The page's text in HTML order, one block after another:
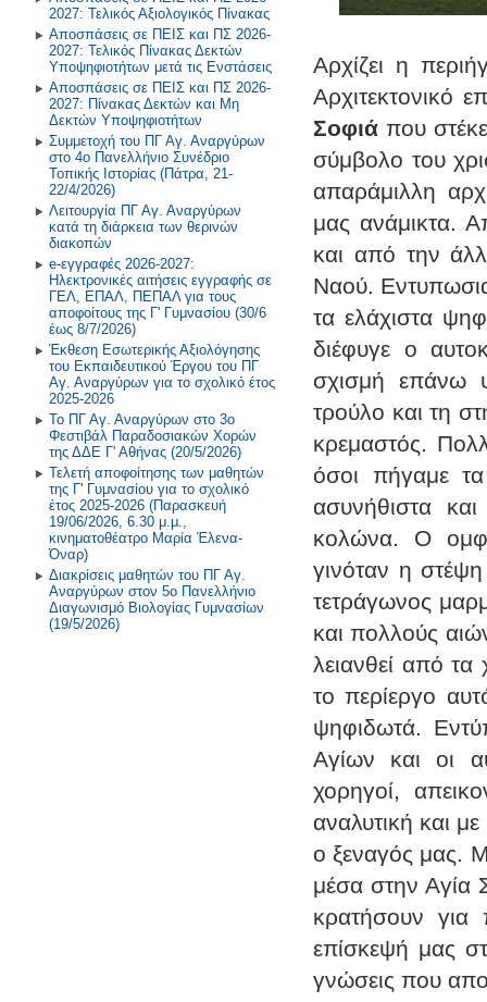
Επικοινωνία
2027: Τελικός Αξιολογικός Πίνακας
Αποσπάσεις σε ΠΕΙΣ και ΠΣ 2026-
2027: Τελικός Πίνακας Δεκτών
Υποψηφιοτήτων μετά τις Ενστάσεις
Αποσπάσεις σε ΠΕΙΣ και ΠΣ 2026-
2027: Πίνακας Δεκτών και Μη
Δεκτών Υποψηφιοτήτων
Συμμετοχή του ΠΓ Αγ. Αναργύρων
στο 4ο Πανελλήνιο Συνέδριο
Τοπικής Ιστορίας (Πάτρα, 21-
22/4/2026)
Λειτουργία ΠΓ Αγ. Αναργύρων
κατά τη διάρκεια των θερινών
διακοπών
e-εγγραφές 2026-2027:
Ηλεκτρονικές αιτήσεις εγγραφής σε
ΓΕΛ, ΕΠΑΛ, ΠΕΠΑΛ για τους
αποφοίτους της Γ' Γυμνασίου (30/6
έως 8/7/2026)
Έκθεση Εσωτερικής Αξιολόγησης
του Εκπαιδευτικού Έργου του ΠΓ
Αγ. Αναργύρων για το σχολικό έτος
2025-2026
Το ΠΓ Αγ. Αναργύρων στο 3ο
Φεστιβάλ Παραδοσιακών Χορών
της ΔΔΕ Γ' Αθήνας (20/5/2026)
Τελετή αποφοίτησης των μαθητών
της Γ' Γυμνασίου για το σχολικό
έτος 2025-2026 (Παρασκευή
19/06/2026, 6.30 μ.μ.,
κινηματοθέατρο Μαρία Έλενα-
Όναρ)
Διακρίσεις μαθητών του ΠΓ Αγ.
Αναργύρων στον 5ο Πανελλήνιο
Διαγωνισμό Βιολογίας Γυμνασίων
(19/5/2026)
Αρχίζει η
Αρχιτεκτονικό
Σοφιά που
σύμβολο του
απαράμιλλη
μας ανάμικτα.
και από την
Ναού.
τα ελάχιστα
διέφυγε ο
σχισμή επάνω
τρούλο και τη
κρεμαστός.
όσοι πήγαμε
ασυνήθιστα
κολώνα. Ο
γινόταν η
τετράγωνος
και πολλούς
λειανθεί από
το περίεργο
ψηφιδωτά.
Αγίων και οι
χορηγοί,
αναλυτική και
ο ξεναγός μας.
μέσα στην Αγία
κρατήσουν για
επίσκεψή μας
γνώσεις που